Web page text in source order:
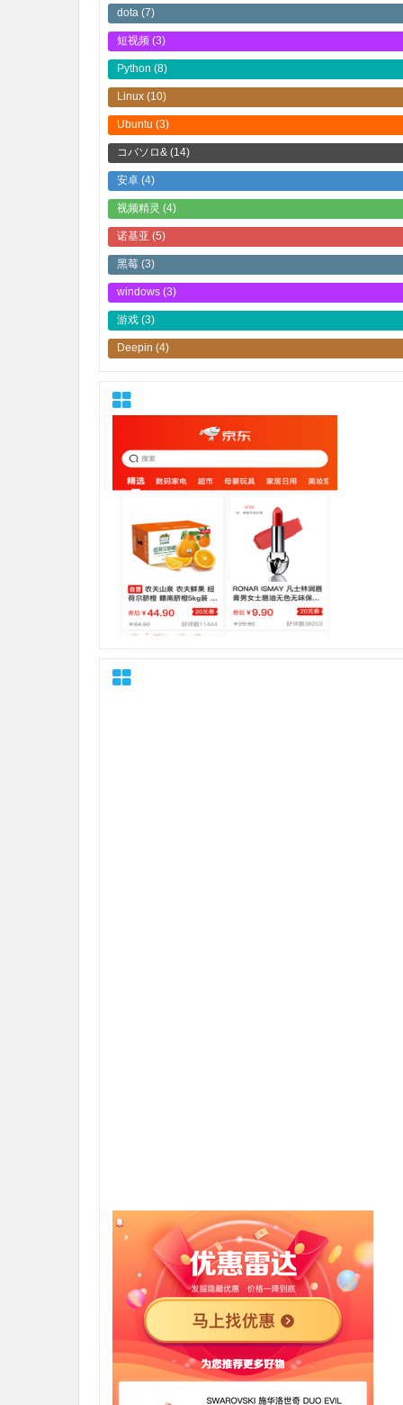
dota (7)
短视频 (3)
Python (8)
Linux (10)
Ubuntu (3)
コバソロ& (14)
安卓 (4)
视频精灵 (4)
诺基亚 (5)
黑莓 (3)
windows (3)
游戏 (3)
Deepin (4)